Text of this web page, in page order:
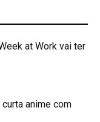
at Work vai ter
curta anime com